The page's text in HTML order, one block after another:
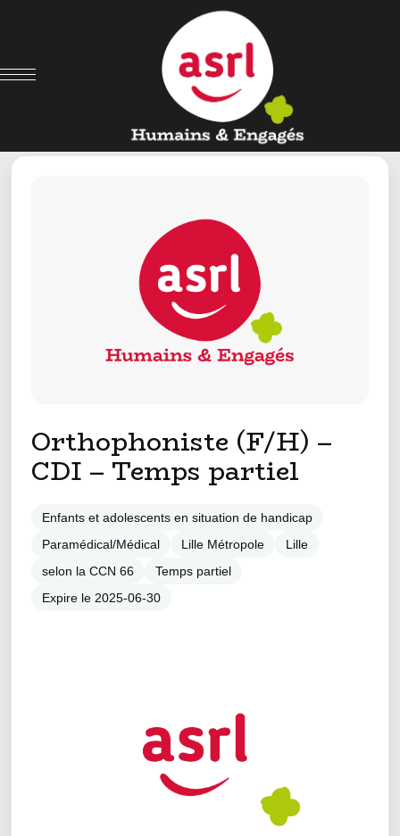
Orthophoniste (F/H) –
CDI – Temps partiel
Enfants et adolescents en situation de handicap
Paramédical/Médical
Lille Métropole
Lille
selon la CCN 66
Temps partiel
Expire le 2025-06-30